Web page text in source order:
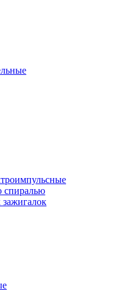
спиралью